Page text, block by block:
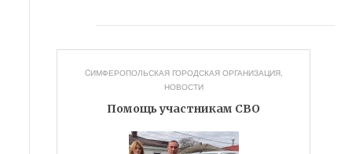
CИМФЕРОПОЛЬСКАЯ ГОРОДСКАЯ ОРГАНИЗАЦИЯ,
НОВОСТИ
Помощь участникам СВО